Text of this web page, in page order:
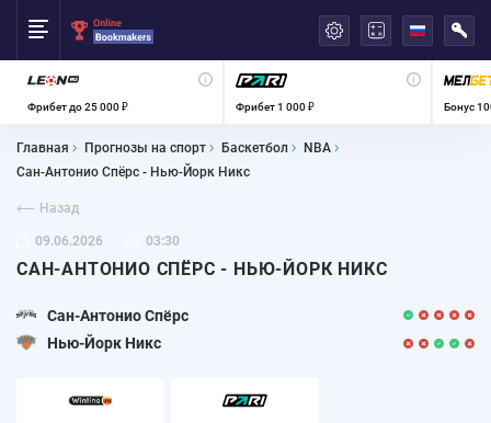
Фрибет до 25 000 ₽ Фрибет 1 000 ₽ Бонус
Главная Прогнозы на спорт Баскетбол
NBA
Сан-Антонио Спёрс - Нью-Йорк Никс
Назад
09.06.2026 03:30
САН-АНТОНИО СПЁРС - НЬЮ-ЙОРК НИКС
Сан-Антонио Спёрс
Нью-Йорк Никс